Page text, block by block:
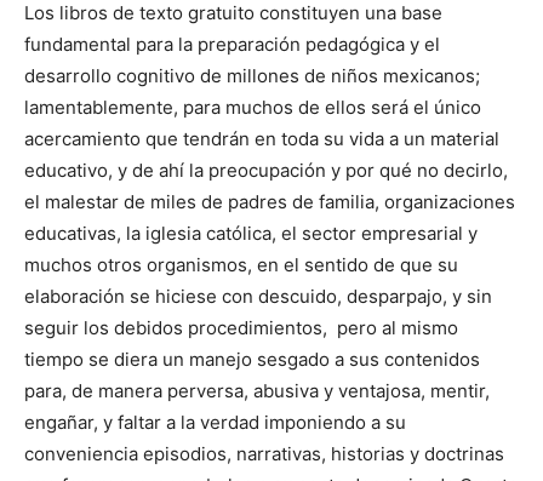
Los libros de texto gratuito constituyen una base
fundamental para la preparación pedagógica y el
desarrollo cognitivo de millones de niños mexicanos;
lamentablemente, para muchos de ellos será el único
acercamiento que tendrán en toda su vida a un material
educativo, y de ahí la preocupación y por qué no decirlo,
el malestar de miles de padres de familia, organizaciones
educativas, la iglesia católica, el sector empresarial y
muchos otros organismos, en el sentido de que su
elaboración se hiciese con descuido, desparpajo, y sin
seguir los debidos procedimientos, pero al mismo
tiempo se diera un manejo sesgado a sus contenidos
para, de manera perversa, abusiva y ventajosa, mentir,
engañar, y faltar a la verdad imponiendo a su
conveniencia episodios, narrativas, historias y doctrinas